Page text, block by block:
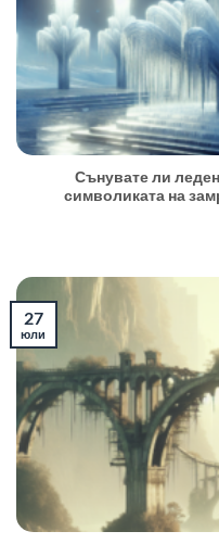
Сънувате ли
символиката на
27
юли